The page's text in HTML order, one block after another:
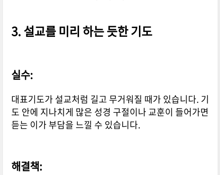
3.설교를 미리 하는 듯한 기도
실수:
대표기도가 설교처럼 길고 무거워질 때가 있습니다. 기
도 안에 지나치게 많은 성경 구절이나 교훈이 들어가면
듣는 이가 부담을 느낄 수 있습니다.
해결책: